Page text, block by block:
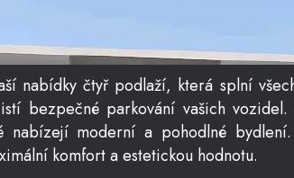
nabídky čtyř podlaží, která splní
bezpečné parkování vašich
nabízejí moderní a pohodlné
komfort a estetickou hodnotu.